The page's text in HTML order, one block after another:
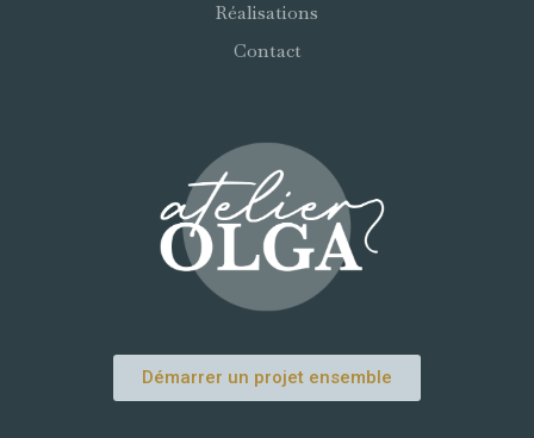
Réalisations
Contact
Démarrer un projet ensemble